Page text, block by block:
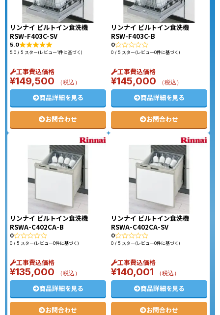
リンナイ ビルトイン食洗機
RSW-F403C-SV
5.0
5.0 / 5 スター(レビュー1件に基づく)
工事費込価格
¥149,500 （税込）
商品詳細を見る
お問合わせ
リンナイ ビルトイン食洗機
RSW-F403C-B
0
0 / 5 スター(レビュー0件に基づく)
工事費込価格
¥145,000 （税込）
商品詳細を見る
お問合わせ
リンナイ ビルトイン食洗機
RSWA-C402CA-B
0
0 / 5 スター(レビュー0件に基づく)
工事費込価格
¥135,000 （税込）
商品詳細を見る
お問合わせ
リンナイ ビルトイン食洗機
RSWA-C402CA-SV
0
0 / 5 スター(レビュー0件に基づく)
工事費込価格
¥140,001 （税込）
商品詳細を見る
お問合わせ